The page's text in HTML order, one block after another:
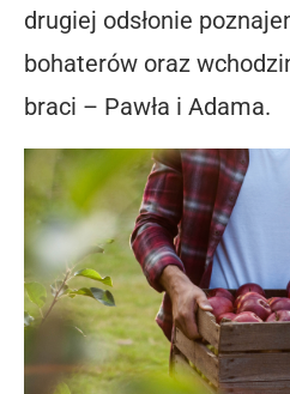
drugiej odsłonie
bohaterów oraz
braci – Pawła i Adama.